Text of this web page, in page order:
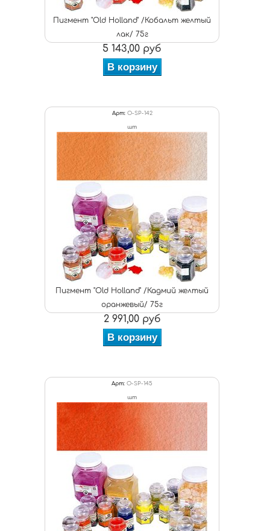
Пигмент "Old Holland" /Кобальт желтый
лак/ 75г
5 143,00 руб
В корзину
Арт: O-SP-142
шт
Пигмент "Old Holland" /Кадмий желтый
оранжевый/ 75г
2 991,00 руб
В корзину
Арт: O-SP-145
шт